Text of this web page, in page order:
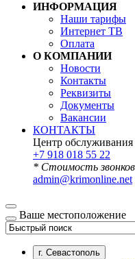
ИНФОРМАЦИЯ
Наши тарифы
Интернет ТВ
Оплата
О КОМПАНИИ
Новости
Контакты
Реквизиты
Документы
Вакансии
КОНТАКТЫ
Центр обслуживания
+7 918 018 55 22
* Стоимость
admin@krimonline.net
Ваше местоположение
г. Севастополь